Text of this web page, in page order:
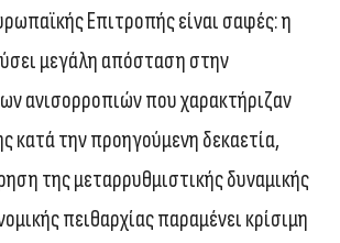
Επιτροπής είναι σαφές: η
μεγάλη απόσταση στην
ανισορροπιών που χαρακτήριζαν
κατά την προηγούμενη δεκαετία,
της μεταρρυθμιστικής δυναμικής
πειθαρχίας παραμένει κρίσιμη